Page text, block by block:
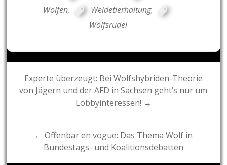
Wölfen, Weidetierhaltung,
Wolfsrudel
Post
navigation
Experte überzeugt: Bei Wolfshybriden-Theorie
von Jägern und der AFD in Sachsen geht’s nur um
Lobbyinteressen! →
← Offenbar en vogue: Das Thema Wolf in
Bundestags- und Koalitionsdebatten